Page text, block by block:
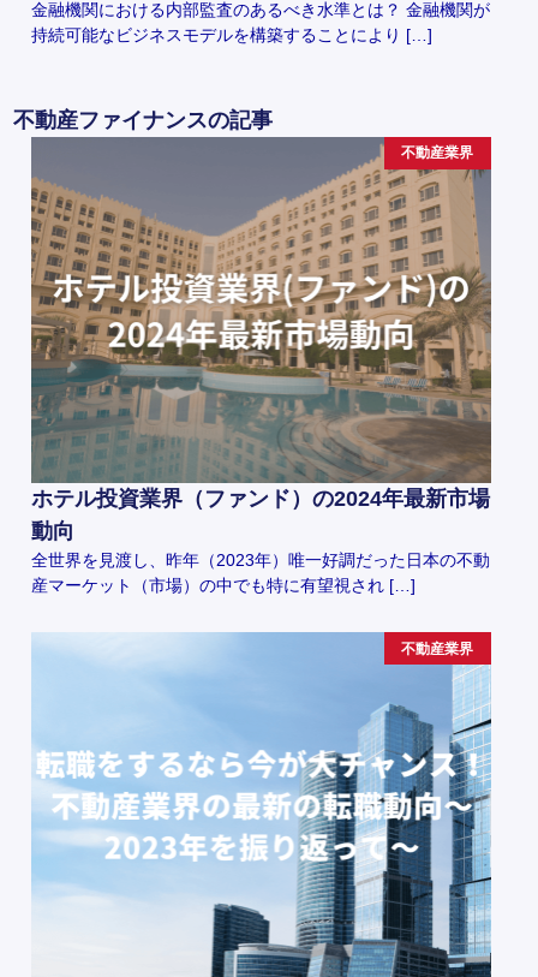
金融機関における内部監査のあるべき水準とは？ 金融機関が
持続可能なビジネスモデルを構築することにより […]
不動産ファイナンスの記事
不動産業界
ホテル投資業界（ファンド）の2024年最新市場
動向
全世界を見渡し、昨年（2023年）唯一好調だった日本の不動
産マーケット（市場）の中でも特に有望視され […]
不動産業界